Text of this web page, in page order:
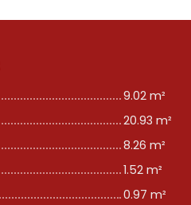
9.02 m²
20.93 m²
8.26 m²
1.52 m²
0.97 m²